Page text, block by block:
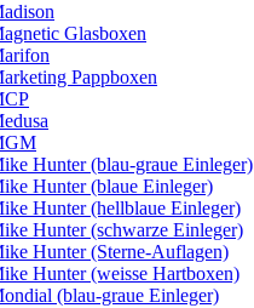
Glasboxen
Pappboxen
Hunter (blau-graue Einleger)
Hunter (blaue Einleger)
Hunter (hellblaue Einleger)
Hunter (schwarze Einleger)
Hunter (Sterne-Auflagen)
Hunter (weisse Hartboxen)
(blau-graue Einleger)